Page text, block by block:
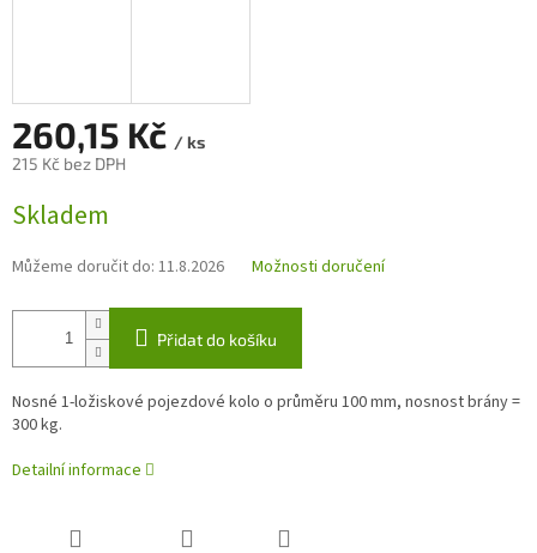
260,15 Kč / ks
215 Kč bez DPH
cena:
Skladem
Můžeme doručit do: 11.8.2026 Možnosti doručení
Přidat do košíku
Nosné 1-ložiskové pojezdové kolo o průměru 100 mm, nosnost brány =
300 kg.
Detailní informace